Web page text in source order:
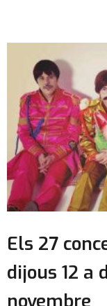
Els 27
dijous 12 a